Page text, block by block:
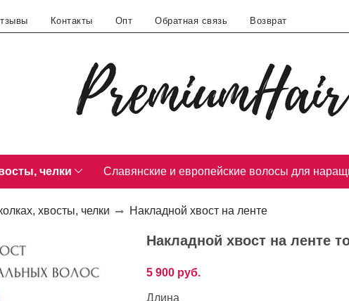
Контакты Опт Обратная связь Возврат
челки Славянские и европейские волосы для
хвосты, челки Накладной хвост на ленте
Накладной хвост на ленте
5 900 руб.
Длина